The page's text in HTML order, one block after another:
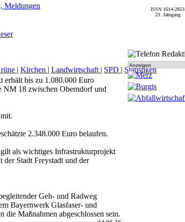
erhält bis zu 1.080.000 Euro
NM 18 zwischen Oberndorf und
2.348.000 Euro belaufen.
als wichtiges Infrastrukturprojekt
Stadt Freystadt und der
Geh- und Radweg
Bayernwerk Glasfaser- und
die Maßnahmen abgeschlossen sein.
Anzeigen
ISSN 1614-2853
23. Jahrgang
| Kirchen | Landwirtschaft | SPD | Statistiken